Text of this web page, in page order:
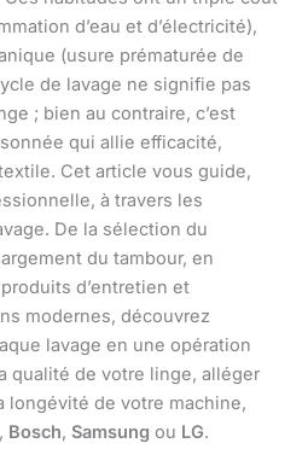
d’eau et d’électricité),
(usure prématurée de
de lavage ne signifie pas
; bien au contraire, c’est
qui allie efficacité,
Cet article vous guide,
à travers les
De la sélection du
du tambour, en
d’entretien et
modernes, découvrez
lavage en une opération
qualité de votre linge, alléger
longévité de votre machine,
, Bosch, Samsung ou LG.